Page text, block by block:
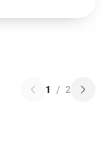
1 / 2